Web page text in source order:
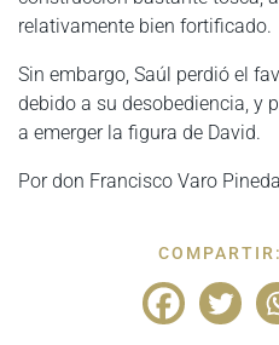
relativamente bien fortificado.
Sin embargo, Saúl perdió el
debido a su desobediencia, y
a emerger la figura de David.
Por don Francisco Varo
COMPARTIR: